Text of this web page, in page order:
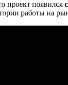
проект появился
работы на